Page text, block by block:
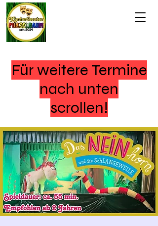
Für weitere Termine
nach unten
scrollen!